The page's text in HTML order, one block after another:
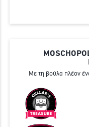
Με τη βούλα πλέον